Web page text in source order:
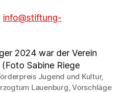
info@stiftung-
2024 war der Verein
Sabine Riege
Jugend und Kultur,
Lauenburg,Vorschläge